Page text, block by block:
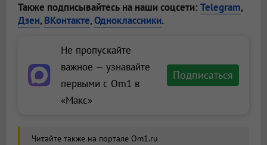
Также подписывайтесь на наши соцсети: Telegram,
Дзен,ВКонтакте,Одноклассники.
Не пропускайте
важное — узнавайте
первыми с Om1 в
«Макс»
Подписаться
Читайте также на портале Om1.ru